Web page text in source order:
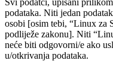
Svi podatci, upisani
podataka. Niti jedan
osobi [osim tebi, “Linux za
podliježe zakonu]. Niti
neće biti odgovorni/e ako
u/otkrivanja podataka.